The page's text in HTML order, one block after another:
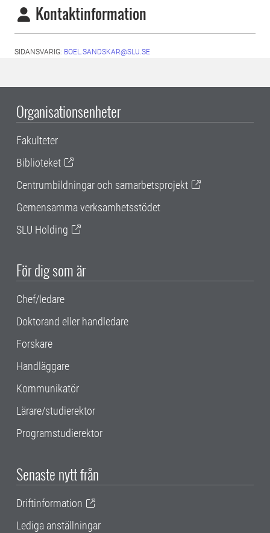
Kontaktinformation
SIDANSVARIG: BOEL.SANDSKAR@SLU.SE
Organisationsenheter
Fakulteter
Biblioteket
Centrumbildningar och samarbetsprojekt
Gemensamma verksamhetsstödet
SLU Holding
För dig som är
Chef/ledare
Doktorand eller handledare
Forskare
Handläggare
Kommunikatör
Lärare/studierektor
Programstudierektor
Senaste nytt från
Driftinformation
Lediga anställningar